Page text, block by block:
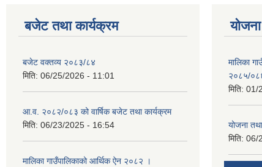
बजेट तथा कार्यक्रम
बजेट वक्तव्य २०८३/८४
मिति: 06/25/2026 - 11:01
आ.व. २०८२/०८३ को वार्षिक बजेट तथा कार्यक्रम
मिति: 06/23/2025 - 16:54
मालिका गाउँपालिकाको आर्थिक ऐन २०८२ ।
मालिका
२०८५/
मिति: 01/
योजना
मिति: 06/